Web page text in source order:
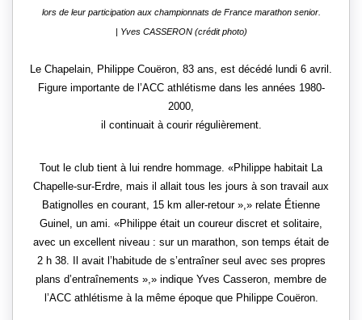
lors de leur participation aux championnats de France marathon senior.
| Yves CASSERON (crédit photo)
Le Chapelain, Philippe Couëron, 83 ans, est décédé lundi 6 avril.
Figure importante de l’ACC athlétisme dans les années 1980-
2000,
il continuait à courir régulièrement.
Tout le club tient à lui rendre hommage.
Philippe habitait La
Chapelle-sur-Erdre, mais il allait tous les jours à son travail aux
Batignolles en courant, 15 km aller-retour »,
relate Étienne
Guinel, un ami.
Philippe était un coureur discret et solitaire,
avec un excellent niveau : sur un marathon, son temps était de
2 h 38. Il avait l’habitude de s’entraîner seul avec ses propres
plans d’entraînements »,
indique Yves Casseron, membre de
l’ACC athlétisme à la même époque que Philippe Couëron.